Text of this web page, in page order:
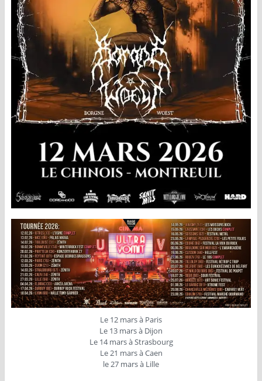
Le 12 mars à Paris
Le 13 mars à Dijon
Le 14 mars à Strasbourg
Le 21 mars à Caen
le 27 mars à Lille